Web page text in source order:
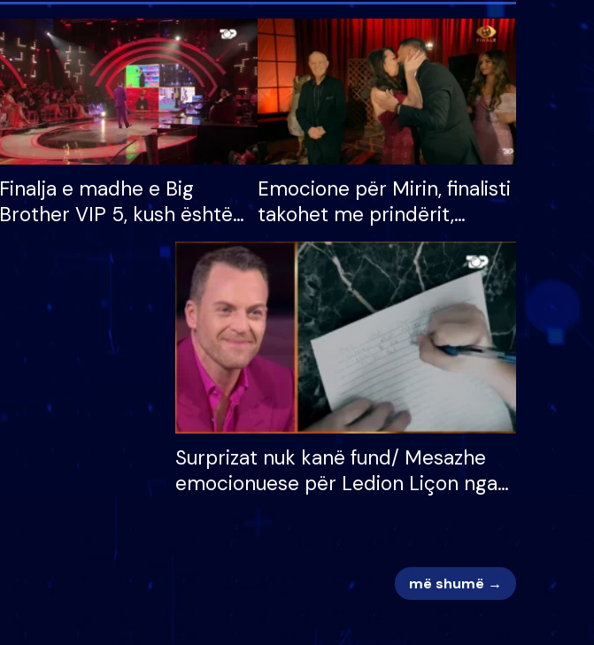
Finalja e madhe e Big
Brother VIP 5, kush është
banori i parë që lë shtëpinë
dhe humb mundësinë për
të fituar çmimin e madh
Emocione për Mirin, finalisti
takohet me prindërit,
vajzën dhe bashkëshorten:
S’kemi ndonjë letër divorci
apo jo?
Surprizat nuk kanë fund/ Mesazhe
emocionuese për Ledion Liçon nga
më shumë →